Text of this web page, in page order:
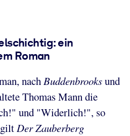
ein
Roman
nachBuddenbrooksund
Thomas Mann die
und "Widerlich!", so
Der Zauberberg